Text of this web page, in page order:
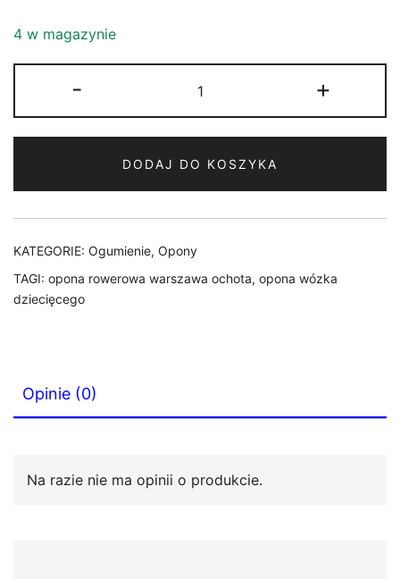
4 w magazynie
-
Opona
Black1
57-
584
+
4162
+
DODAJ DO KOSZYKA
KATEGORIE: Ogumienie, Opony
TAGI: opona rowerowa warszawa ochota, opona wózka
dziecięcego
Opinie (0)
Na razie nie ma opinii o produkcie.